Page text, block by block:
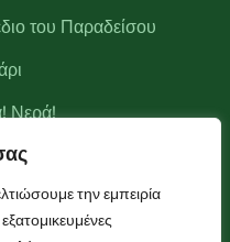
την εμπειρία
του Παραδείσου
Νερά!
Θεοδωριάνων